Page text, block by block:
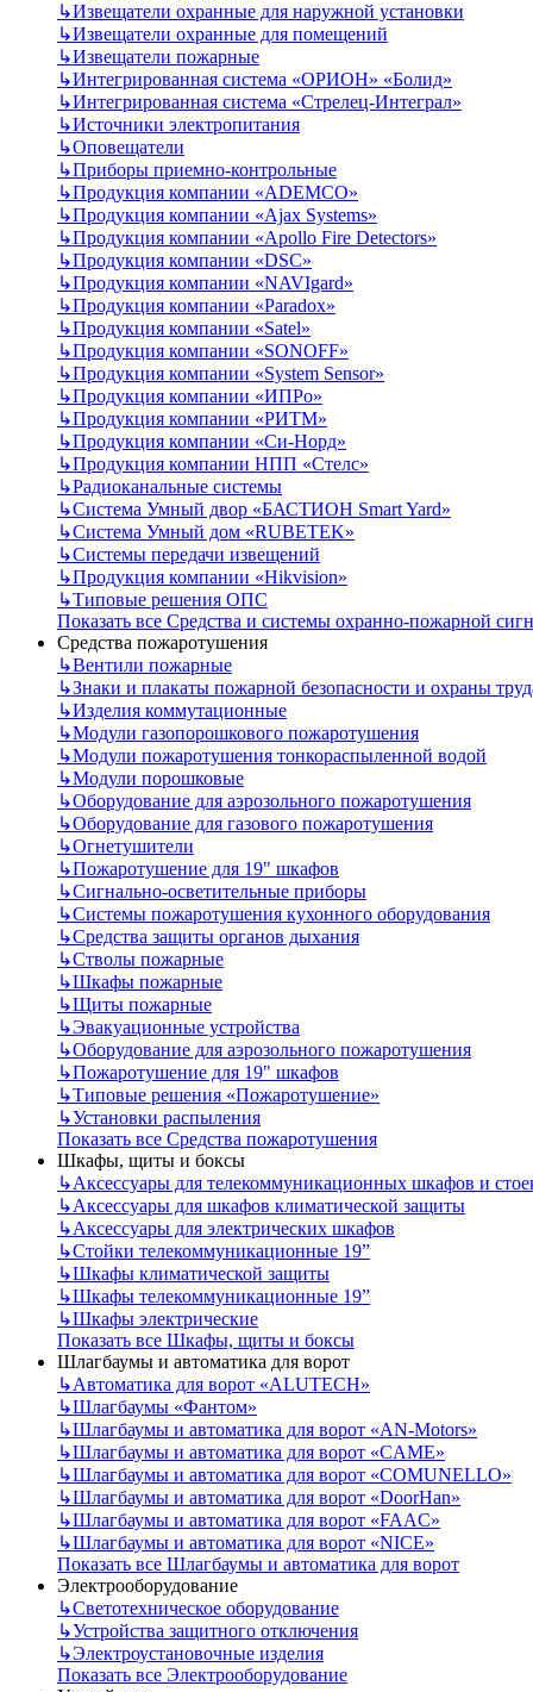
↳Извещатели охранные для наружной установки
↳Извещатели охранные для помещений
↳Извещатели пожарные
↳Интегрированная система «ОРИОН» «Болид»
↳Интегрированная система «Стрелец-Интеграл»
↳Источники электропитания
↳Оповещатели
↳Приборы приемно-контрольные
↳Продукция компании «ADEMCO»
↳Продукция компании «Ajax Systems»
↳Продукция компании «Apollo Fire Detectors»
↳Продукция компании «DSC»
↳Продукция компании «NAVIgard»
↳Продукция компании «Paradox»
↳Продукция компании «Satel»
↳Продукция компании «SONOFF»
↳Продукция компании «System Sensor»
↳Продукция компании «ИПРо»
↳Продукция компании «РИТМ»
↳Продукция компании «Си-Норд»
↳Продукция компании НПП «Стелс»
↳Радиоканальные системы
↳Система Умный двор «БАСТИОН Smart Yard»
↳Система Умный дом «RUBETEK»
↳Системы передачи извещений
↳Продукция компании «Hikvision»
↳Типовые решения ОПС
Показать все Средства и системы охранно-пожарной
Средства пожаротушения
↳Вентили пожарные
↳Знаки и плакаты пожарной безопасности и охраны
↳Изделия коммутационные
↳Модули газопорошкового пожаротушения
↳Модули пожаротушения тонкораспыленной водой
↳Модули порошковые
↳Оборудование для аэрозольного пожаротушения
↳Оборудование для газового пожаротушения
↳Огнетушители
↳Пожаротушение для 19" шкафов
↳Сигнально-осветительные приборы
↳Системы пожаротушения кухонного оборудования
↳Средства защиты органов дыхания
↳Стволы пожарные
↳Шкафы пожарные
↳Щиты пожарные
↳Эвакуационные устройства
↳Оборудование для аэрозольного пожаротушения
↳Пожаротушение для 19" шкафов
↳Типовые решения «Пожаротушение»
↳Установки распыления
Показать все Средства пожаротушения
Шкафы, щиты и боксы
↳Аксессуары для телекоммуникационных шкафов и
↳Аксессуары для шкафов климатической защиты
↳Аксессуары для электрических шкафов
↳Стойки телекоммуникационные 19”
↳Шкафы климатической защиты
↳Шкафы телекоммуникационные 19”
↳Шкафы электрические
Показать все Шкафы, щиты и боксы
Шлагбаумы и автоматика для ворот
↳Автоматика для ворот «ALUTECH»
↳Шлагбаумы «Фантом»
↳Шлагбаумы и автоматика для ворот «AN-Motors»
↳Шлагбаумы и автоматика для ворот «CAME»
↳Шлагбаумы и автоматика для ворот «COMUNELLO»
↳Шлагбаумы и автоматика для ворот «DoorHan»
↳Шлагбаумы и автоматика для ворот «FAAC»
↳Шлагбаумы и автоматика для ворот «NICE»
Показать все Шлагбаумы и автоматика для ворот
Электрооборудование
↳Светотехническое оборудование
↳Устройства защитного отключения
↳Электроустановочные изделия
Показать все Электрооборудование